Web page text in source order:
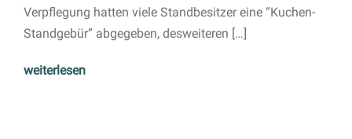
Verpflegung hatten viele Standbesitzer eine “Kuchen-
Standgebür” abgegeben, desweiteren […]
weiterlesen